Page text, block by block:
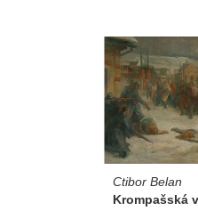
Ctibor Belan
Krompašská